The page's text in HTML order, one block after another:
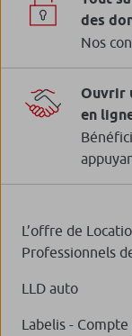
des
Nos
Ouvrir
en
L’offre de
Professionnels
LLD auto
Labelis -